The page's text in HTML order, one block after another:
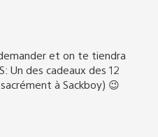
et on te tiendra
Un des cadeaux des 12
à Sackboy) 😉